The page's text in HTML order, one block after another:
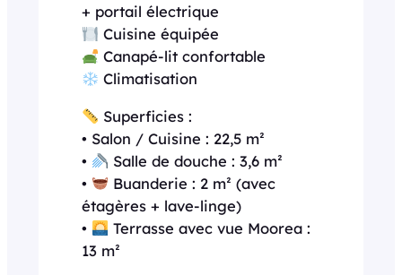
+ portail électrique
Cuisine équipée
Canapé-lit confortable
Climatisation
Superficies :
• Salon / Cuisine : 22,5 m²
•
Salle de douche : 3,6 m²
•
Buanderie : 2 m² (avec
étagères + lave-linge)
•
Terrasse avec vue Moorea :
13 m²